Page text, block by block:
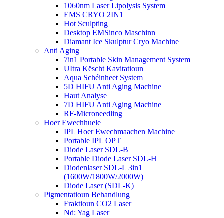
1060nm Laser Lipolysis System
EMS CRYO 2IN1
Hot Sculpting
Desktop EMSinco Maschinn
Diamant Ice Skulptur Cryo Machine
Anti Aging
7in1 Portable Skin Management System
UItra Këscht Kavitatioun
Aqua Schéinheet System
5D HIFU Anti Aging Machine
Haut Analyse
7D HIFU Anti Aging Machine
RF-Microneedling
Hoer Ewechhuele
IPL Hoer Ewechmaachen Machine
Portable IPL OPT
Diode Laser SDL-B
Portable Diode Laser SDL-H
Diodenlaser SDL-L 3in1
(1600W/1800W/2000W)
Diode Laser (SDL-K)
Pigmentatioun Behandlung
Fraktioun CO2 Laser
Nd: Yag Laser